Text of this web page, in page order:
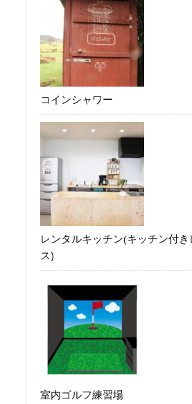
コインシャワー
レンタルキッチン(キッチン付
ス)
室内ゴルフ練習場